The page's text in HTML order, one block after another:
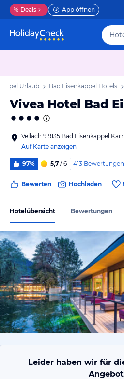
% Deals App öffnen
Urlaub Bad Eisenkappel Hotels
Vivea Hotel Bad
Vellach 9 9135 Bad Eisenkappel
Auf Karte anzeigen
97% 5,7 / 6 413 Bewertungen
Bewerten Hochladen
Hotelübersicht Bewertungen
Leider haben wir für